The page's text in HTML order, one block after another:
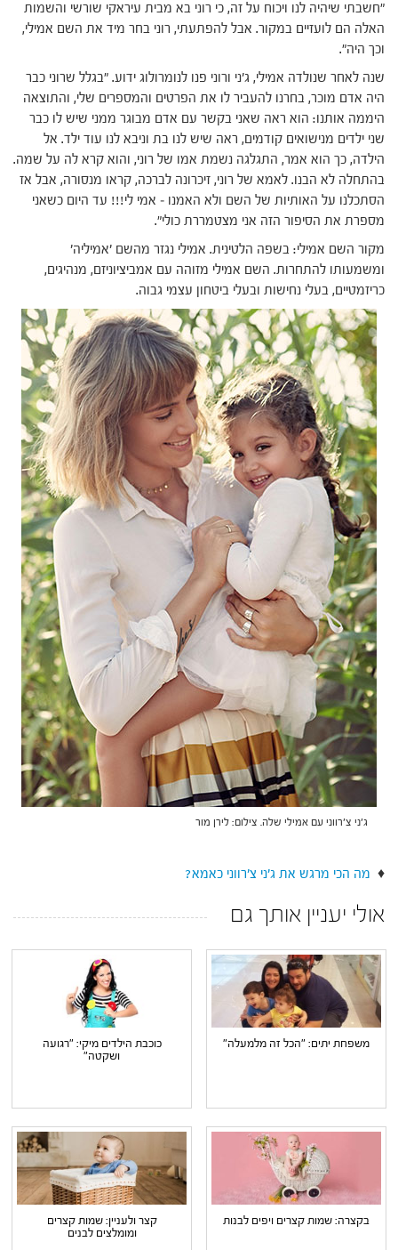
"חשבתי שיהיה לנו ויכוח על זה, כי רוני בא מבית עיראקי שורשי והשמות
האלה הם לועזיים במקור. אבל להפתעתי, רוני בחר מיד את השם אמילי,
וכך היה".
שנה לאחר שנולדה אמילי, ג'ני ורוני פנו לנומרולוג ידוע. "בגלל שרוני כבר
היה אדם מוכר, בחרנו להעביר לו את הפרטים והמספרים שלי, והתוצאה
היממה אותנו: הוא ראה שאני בקשר עם אדם מבוגר ממני שיש לו כבר
שני ילדים מנישואים קודמים, ראה שיש לנו בת וניבא לנו עוד ילד. אל
הילדה, כך הוא אמר, התגלגה נשמת אמו של רוני, והוא קרא לה על שמה.
בהתחלה לא הבנו. לאמא של רוני, זיכרונה לברכה, קראו מנסורה, אבל אז
הסתכלנו על האותיות של השם ולא האמנו – אמי לי!!! עד היום כשאני
מספרת את הסיפור הזה אני מצטמררת כולי".
מקור השם אמילי: בשפה הלטינית. אמילי נגזר מהשם 'אמיליה'
ומשמעותו להתחרות. השם אמילי מזוהה עם אמביציוניזם, מנהיגים,
כריזמטיים, בעלי נחישות ובעלי ביטחון עצמי גבוה.
ג'ני צ'רווני עם אמילי שלה. צילום: לירן מור
♦ מה הכי מרגש את ג'ני צ'רווני כאמא?
אולי יעניין אותך גם
משפחת יתים: "הכל זה מלמעלה"
כוכבת הילדים מיקי: "רגועה
ושקטה"
בקצרה: שמות קצרים ויפים לבנות
קצר ולעניין: שמות קצרים
ומומלצים לבנים